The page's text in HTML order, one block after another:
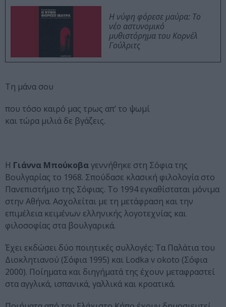
Η νύφη φόρεσε μαύρα: Το
νέο αστυνομικό
μυθιστόρημα του Κορνέλ
Γούλριτς
Τη μάνα σου
που τόσο καιρό μας τρως απ’ το ψωμί
και τώρα μιλιά δε βγάζεις.
Η Γιάννα Μπούκοβαγεννήθηκε στη Σόφια της
Βουλγαρίας το 1968. Σπούδασε κλασική φιλολογία στο
Πανεπιστήμιο της Σόφιας. Το 1994 εγκαθίσταται μόνιμα
στην Αθήνα. Ασχολείται με τη μετάφραση και την
επιμέλεια κειμένων ελληνικής λογοτεχνίας και
φιλοσοφίας στα βουλγαρικά.
Έχει εκδώσει δύο ποιητικές συλλογές: Τα Παλάτια του
Διοκλητιανού (Σόφια 1995) και Lodka v okoto (Σόφια
2000). Ποίηματα και διηγήματά της έχουν μεταφραστεί
στα αγγλικά, ισπανικά, γαλλικά και κροατικά.